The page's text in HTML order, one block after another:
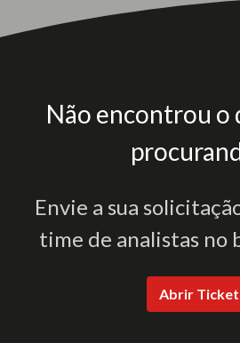
Não encontrou o
Envie a sua
time de analistas no
Abrir Ticket